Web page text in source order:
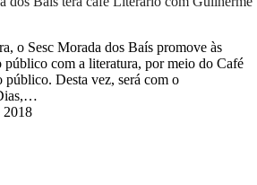
o Sesc Morada dos Baís promove às
público com a literatura, por meio do Café
público. Desta vez, será com o
2018